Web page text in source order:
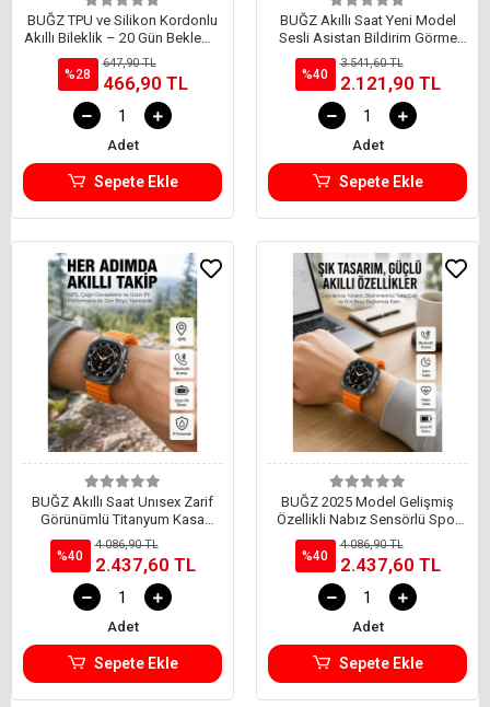
BUĞZ TPU ve Silikon Kordonlu
Akıllı Bileklik – 20 Gün Bekleme
Süresi Yeni Nesil
%28
647,90 TL
466,90 TL
Adet
Sepete Ekle
BUĞZ Akıllı Saat Yeni Model
Sesli Asistan Bildirim Görme
Bluetooth Bağlantılı Müzik
Dinleme
%40
3.541,60 TL
2.121,90 TL
Adet
Sepete Ekle
BUĞZ Akıllı Saat Unısex Zarif
Görünümlü Titanyum Kasa
Amoled Ekran Müzik Dinleme
%40
4.086,90 TL
2.437,60 TL
Adet
Sepete Ekle
BUĞZ 2025 Model Gelişmiş
Özellikli Nabız Sensörlü Spor
Takibi Yapabilen Titreşimli Saat
%40
4.086,90 TL
2.437,60 TL
Adet
Sepete Ekle